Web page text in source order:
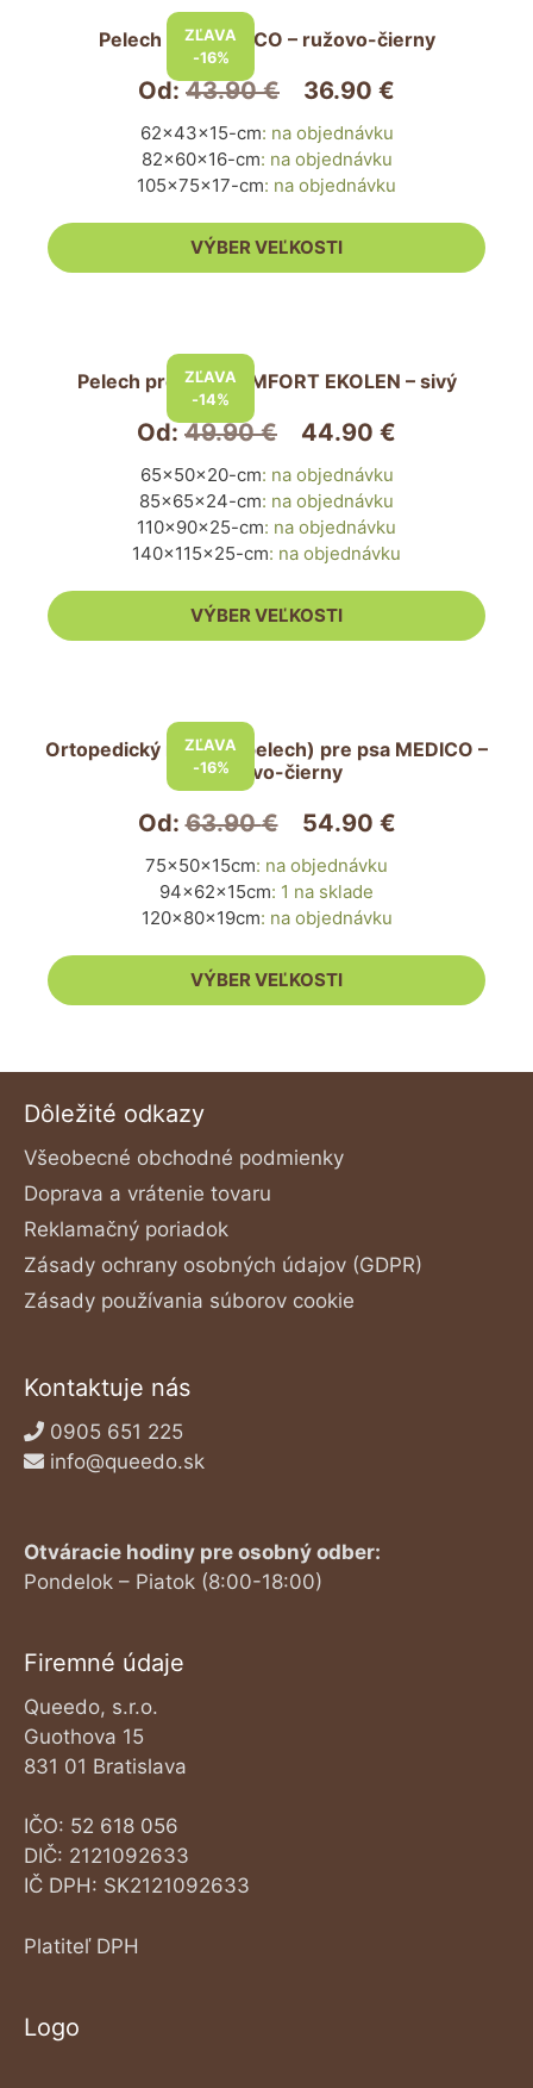
ZĽAVA
-16%
Pelech pre psa ECO – ružovo-čierny
Od:43.90€ 36.90 €
62x43x15-cm: na objednávku
82x60x16-cm: na objednávku
105x75x17-cm: na objednávku
VÝBER VEĽKOSTI
vybrať
stránke
ZĽAVA
-14%
Pelech pre psa COMFORT EKOLEN – sivý
Od:49.90€ 44.90 €
65x50x20-cm: na objednávku
85x65x24-cm: na objednávku
110x90x25-cm: na objednávku
140x115x25-cm: na objednávku
VÝBER VEĽKOSTI
stránke
produktu.
ZĽAVA
-16%
Ortopedický matrac (pelech) pre psa MEDICO –
grafitovo-čierny
Od:63.90€ 54.90 €
75x50x15cm: na objednávku
94x62x15cm: 1 na sklade
120x80x19cm: na objednávku
VÝBER VEĽKOSTI
má
stránke
Dôležité odkazy
Všeobecné obchodné podmienky
Doprava a vrátenie tovaru
Reklamačný poriadok
Zásady ochrany osobných údajov (GDPR)
Zásady používania súborov cookie
Kontaktuje nás
0905 651 225
info@queedo.sk
Otváracie hodiny pre osobný odber:
Pondelok – Piatok (8:00-18:00)
Firemné údaje
Queedo, s.r.o.
Guothova 15
831 01 Bratislava
IČO: 52 618 056
DIČ: 2121092633
IČ DPH: SK2121092633
Platiteľ DPH
Logo